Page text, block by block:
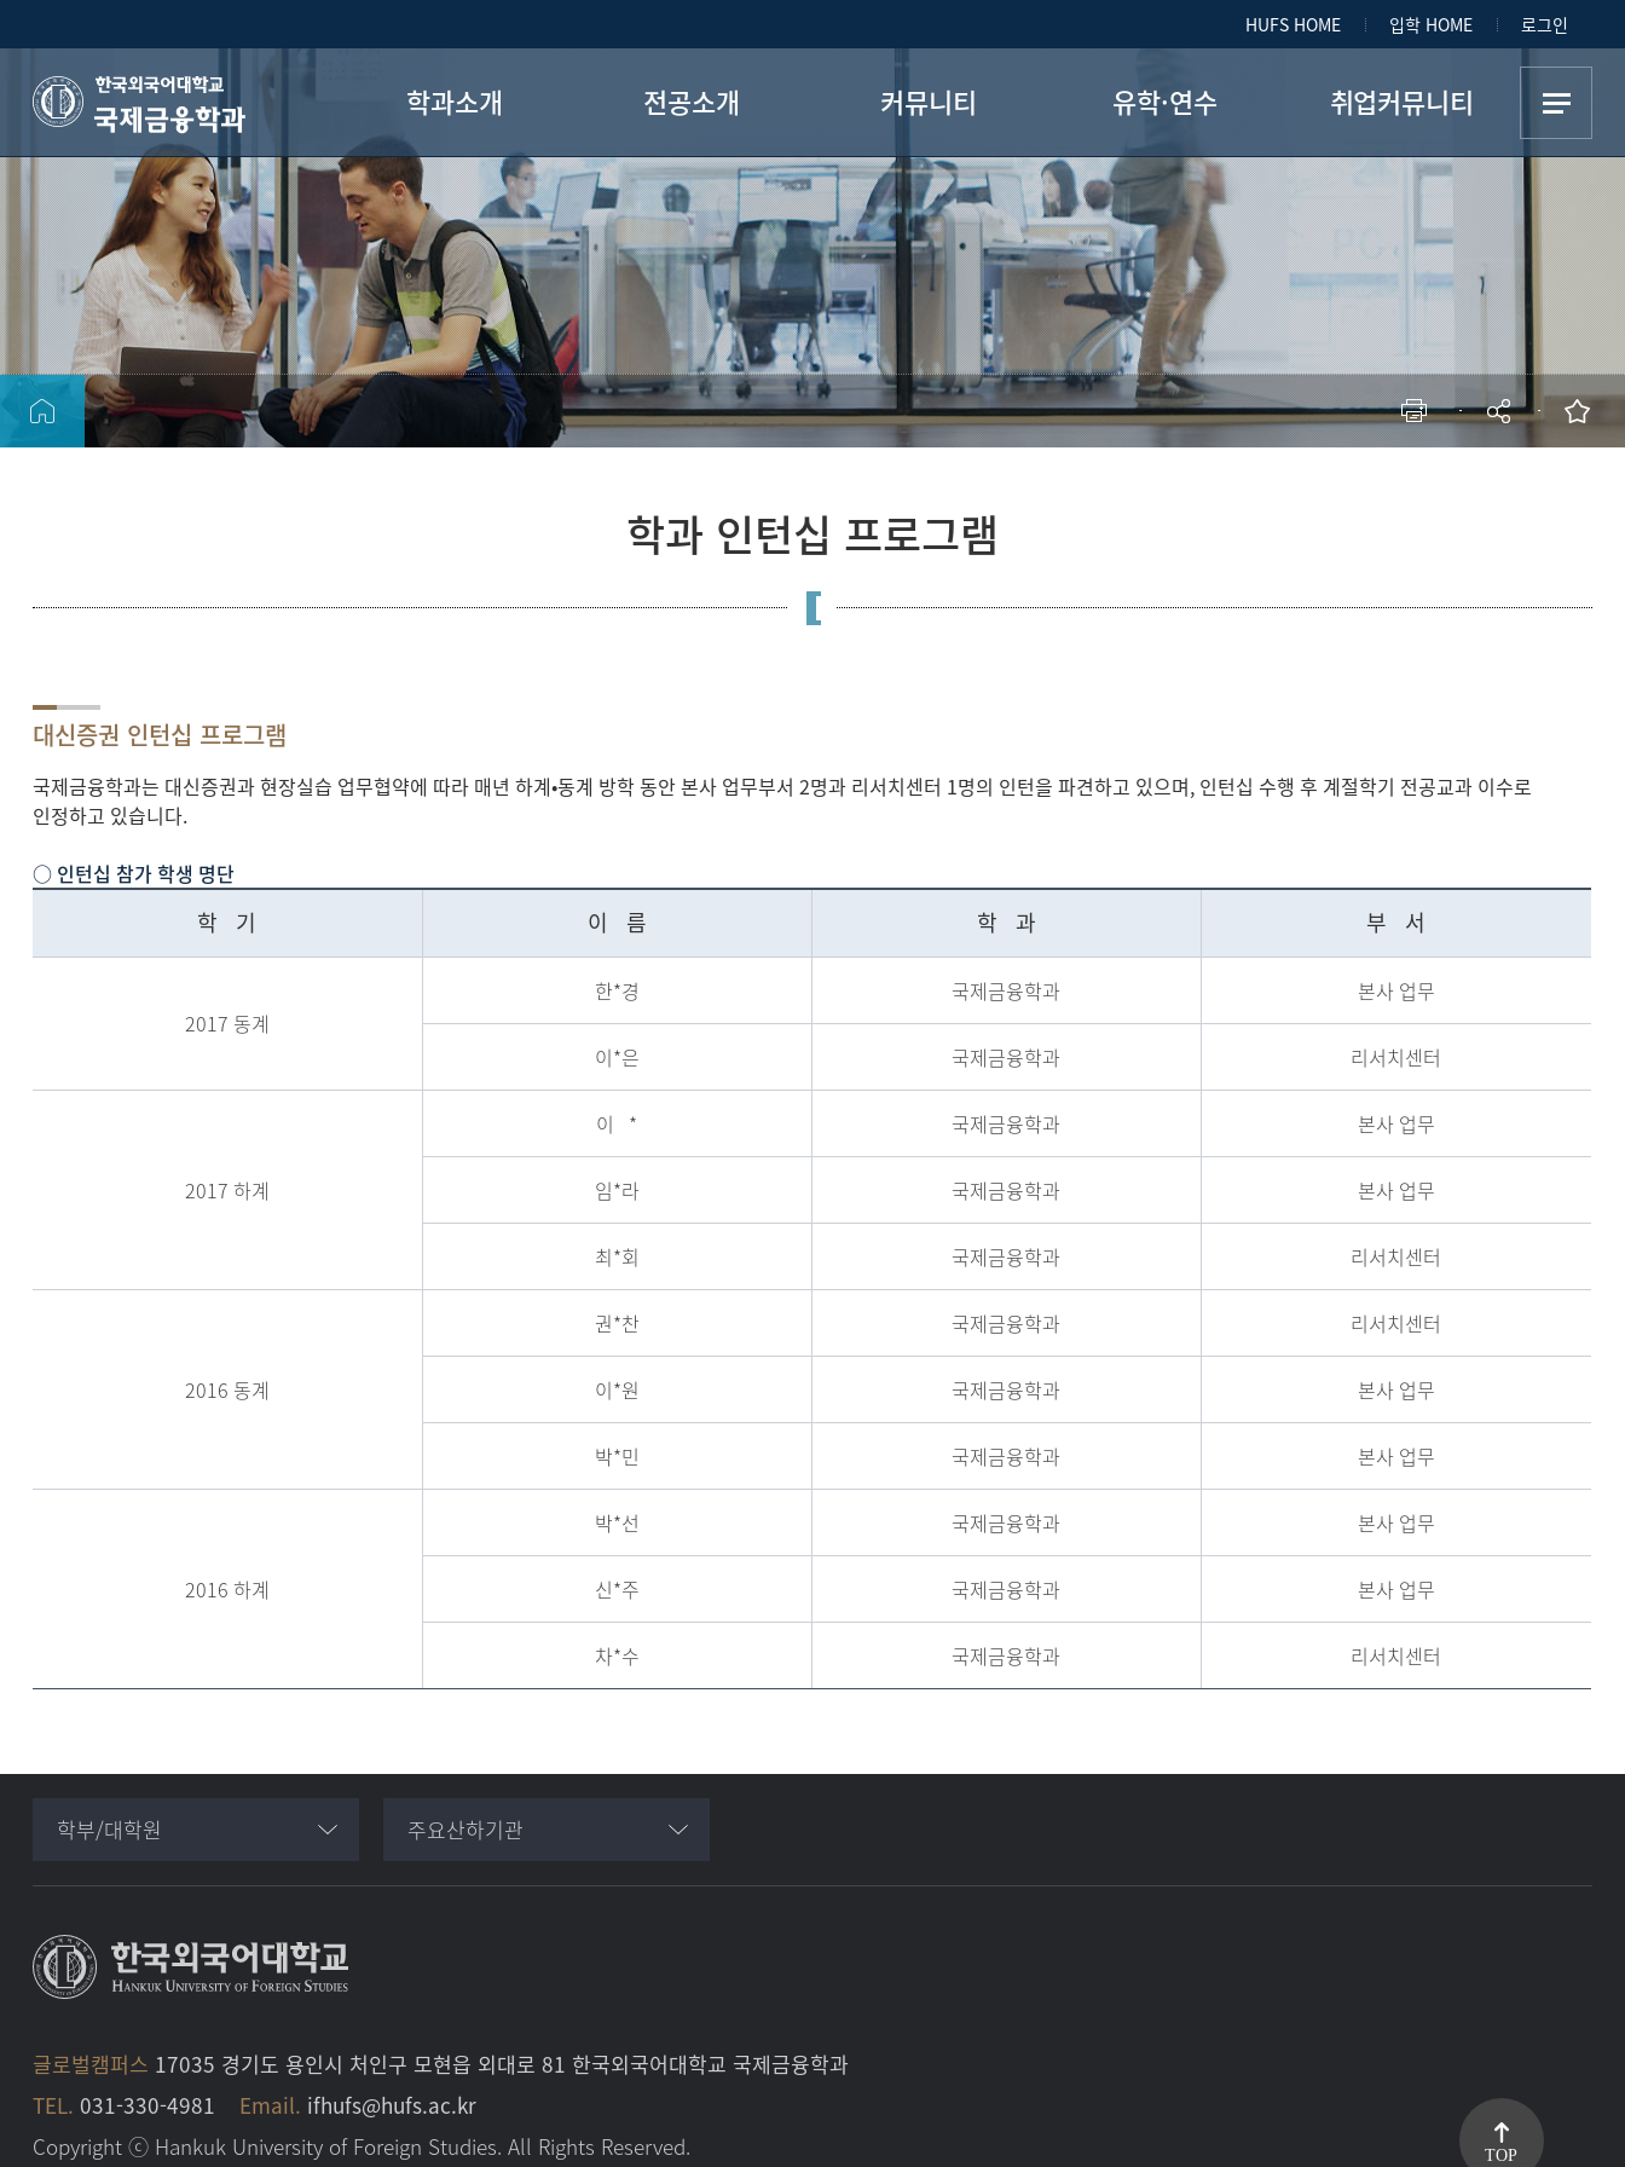
HUFS HOME 입학 HOME 로그인
국제금융학과 학과소개
학과소개
학과장 인사말
교수진
학과 연혁
전공소개
교과과정
학과 인턴십 프로그램
학과 인턴십 규정
졸업인정기준
장학금안내
전공로드맵
커뮤니티
학과공지
강의자료실
학과앨범
학생회
학회
유학·연수
복수학위프로그램
7+1파견장학생
교환학생
길라잡이
취업커뮤니티
취업(인턴)게시판
취업(인턴)경험담
메뉴추가
학과 인턴십 프로그램
대신증권 인턴십 프로그램
국제금융학과는 대신증권과 현장실습 업무협약에 따라 매년 하계•동계 방학 동안 본사 업무부서 2명과 리서치센터 1명의 인턴을 파견하고 있으며, 인턴십 수행 후 계절학기 전공교과 이수로
인정하고 있습니다.
○ 인턴십 참가 학생 명단
학 기 이 름 학 과 부 서
2017 동계
한*경 국제금융학과 본사 업무
이*은 국제금융학과 리서치센터
2017 하계
이 * 국제금융학과 본사 업무
임*라 국제금융학과 본사 업무
최*회 국제금융학과 리서치센터
2016 동계
권*찬 국제금융학과 리서치센터
이*원 국제금융학과 본사 업무
박*민 국제금융학과 본사 업무
2016 하계
박*선 국제금융학과 본사 업무
신*주 국제금융학과 본사 업무
차*수 국제금융학과 리서치센터
학부/대학원 주요산하기관
글로벌캠퍼스 17035 경기도 용인시 처인구 모현읍 외대로 81 한국외국어대학교 국제금융학과
TEL. 031-330-4981 Email. ifhufs@hufs.ac.kr
Copyright ⓒ Hankuk University of Foreign Studies. All Rights Reserved.
TOP